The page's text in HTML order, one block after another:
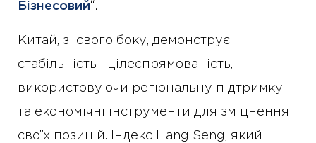
Бізнесовий“.
Китай, зі свого боку, демонструє
стабільність і цілеспрямованість,
використовуючи регіональну підтримку
та економічні інструменти для зміцнення
своїх позицій. Індекс Hang Seng, який